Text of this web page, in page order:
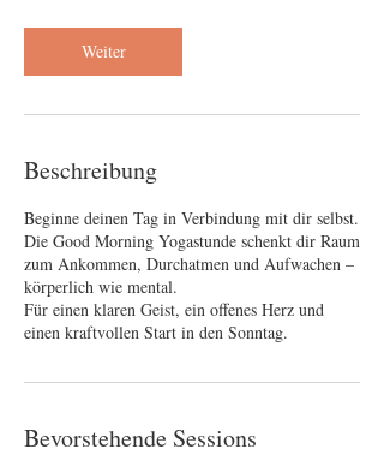
M
n
Weiter
Beschreibung
Beginne deinen Tag in Verbindung mit dir selbst.
Die Good Morning Yogastunde schenkt dir Raum
zum Ankommen, Durchatmen und Aufwachen –
körperlich wie mental.
Für einen klaren Geist, ein offenes Herz und
einen kraftvollen Start in den Sonntag.
Bevorstehende Sessions